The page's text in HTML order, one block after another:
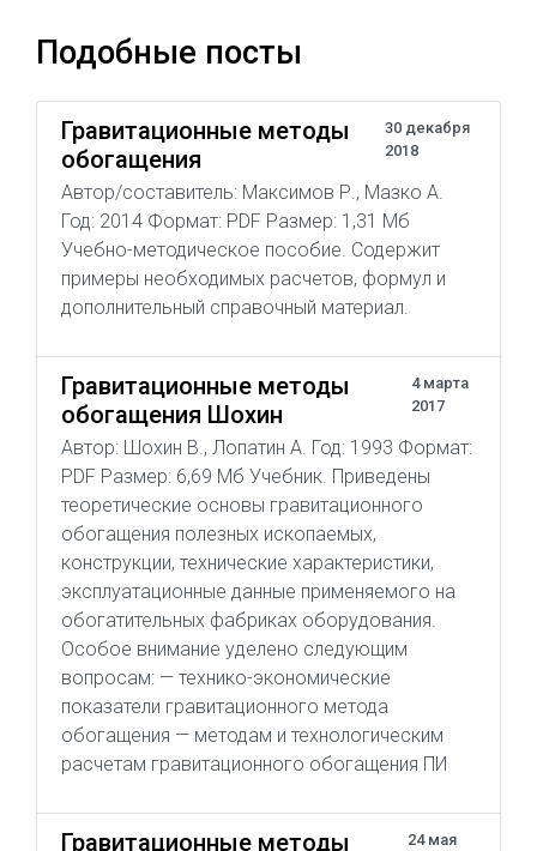
Подобные посты
Гравитационные методы
обогащения
30 декабря
2018
Автор/составитель: Максимов Р., Мазко А.
Год: 2014 Формат: PDF Размер: 1,31 Мб
Учебно-методическое пособие. Содержит
примеры необходимых расчетов, формул и
дополнительный справочный материал.
Гравитационные методы
обогащения Шохин
4 марта
2017
Автор: Шохин В., Лопатин А. Год: 1993 Формат:
PDF Размер: 6,69 Мб Учебник. Приведены
теоретические основы гравитационного
обогащения полезных ископаемых,
конструкции, технические характеристики,
эксплуатационные данные применяемого на
обогатительных фабриках оборудования.
Особое внимание уделено следующим
вопросам: — технико-экономические
показатели гравитационного метода
обогащения — методам и технологическим
расчетам гравитационного обогащения ПИ
Гравитационные методы 24 мая